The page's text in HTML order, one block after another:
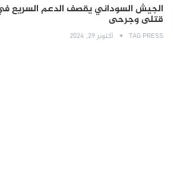
الجيش السوداني يقصف الدعم السريع
قتلى وجرحى
TAG PRESS أكتوبر 29, 2024